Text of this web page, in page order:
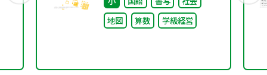
地図
算数 学級経営